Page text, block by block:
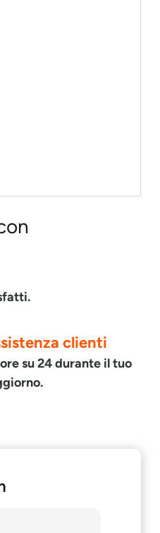
clienti
su 24 durante il tuo